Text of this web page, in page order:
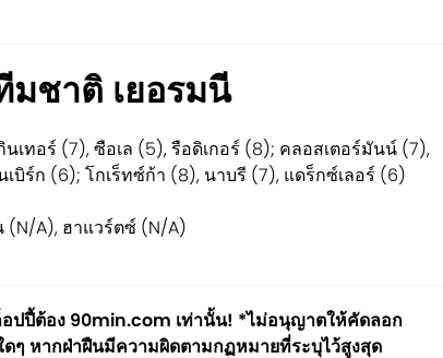
ชาติ เยอรมนี
นเทอร์ (7), ซือเล (5), รือดิเกอร์ (8); คลอสเตอร์มันน์ (7),
บิร์ก (6); โกเร็ทซ์ก้า (8), นาบรี (7), แดร็กซ์เลอร์ (6)
(N/A), ฮาแวร์ตซ์ (N/A)
ปปี้ต้อง 90min.com เท่านั้น! *ไม่อนุญาตให้คัดลอก
ๆ หากฝ่าฝืนมีความผิดตามกฏหมายที่ระบุไว้สูงสุด